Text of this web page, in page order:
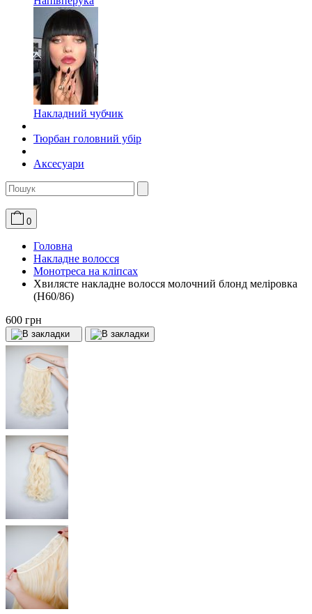
Накладний чубчик
Тюрбан головний убір
Аксесуари
0
Головна
Накладне волосся
Монотреса на кліпсах
Хвилясте накладне волосся молочний блонд меліровка
(H60/86)
600 грн